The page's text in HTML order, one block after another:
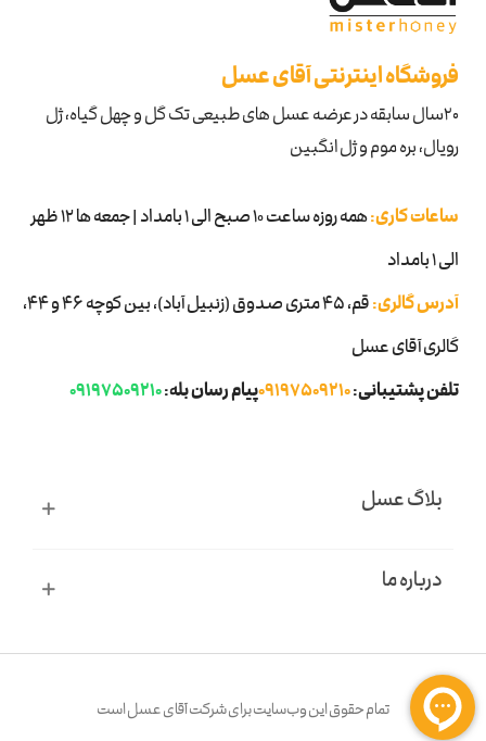
فروشگاه اینترنتی آقای عسل
۲۰سال سابقه در عرضه عسل های طبیعی تک گل و چهل گیاه، ژل
رویال، بره موم و ژل انگبین
ساعات کاری:
همه روزه ساعت 10 صبح الی 1 بامداد | جمعه ها 12 ظهر
الی 1 بامداد
آدرس گالری:
قم، ۴۵ متری صدوق (زنبیل آباد)، بین کوچه 46 و 44،
گالری آقای عسل
تلفن پشتیبانی:09197509210پیام رسان بله:09197509210
بلاگ عسل
درباره ما
تمام حقوق اين وب‌سايت برای شرکت آقای عسل است